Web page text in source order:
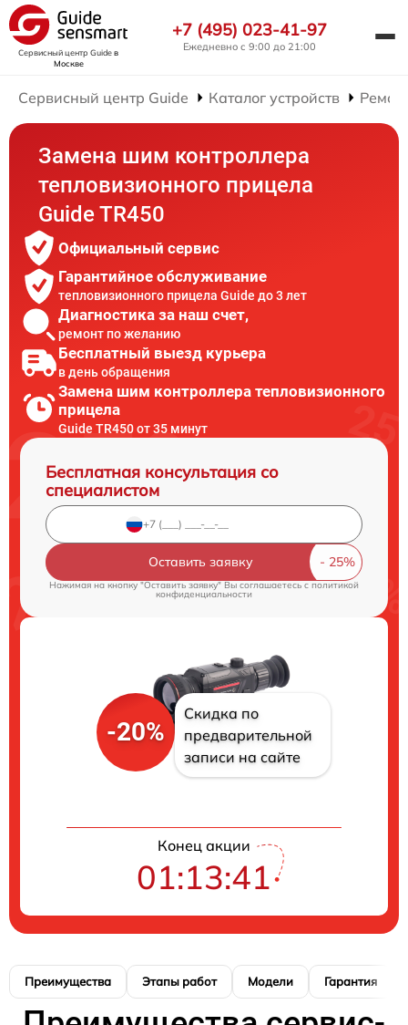
Сервисный центр Guideв
Москве
+7 (495) 023-41-97
Ежедневно с 9:00 до 21:00
Сервисный центр Guide Каталог устройств
Замена шим контроллера
тепловизионного прицела
Guide TR450
Официальный сервис
Гарантийное обслуживание
тепловизионного прицела Guide до 3 лет
Диагностика за наш счет,
ремонт по желанию
Бесплатный выезд курьера
в день обращения
Замена шим контроллера тепловизионного
прицела
Guide TR450 от 35 минут
Бесплатная консультация со
специалистом
Оставить заявку
Нажимая на кнопку "Оставить заявку" Вы соглашаетесь cполитикой
конфиденциальности
-20%
Скидка по
предварительной
записи на сайте
Конец акции
01:13:41
Преимущества Этапы работ Модели Гарантия